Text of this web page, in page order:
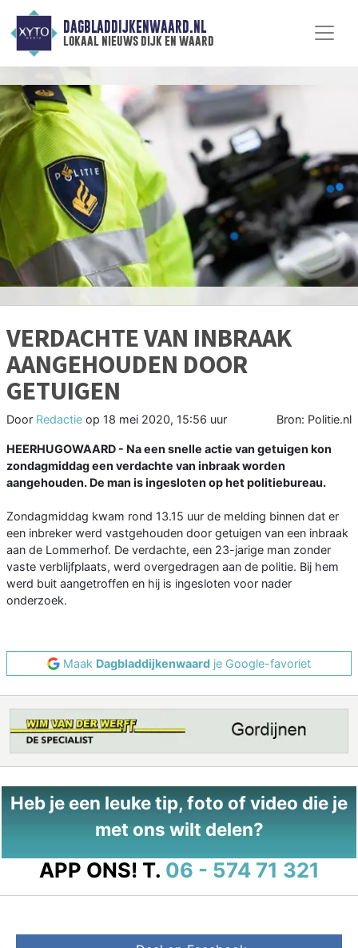
DAGBLADDIJKENWAARD.NL
lokaal nieuws dijk en waard
VERDACHTE VAN INBRAAK
AANGEHOUDEN DOOR
GETUIGEN
Door Redactie op 18 mei 2020, 15:56 uur Bron: Politie.nl
HEERHUGOWAARD - Na een snelle actie van getuigen kon
zondagmiddag een verdachte van inbraak worden
aangehouden. De man is ingesloten op het politiebureau.
Zondagmiddag kwam rond 13.15 uur de melding binnen dat er
een inbreker werd vastgehouden door getuigen van een inbraak
aan de Lommerhof. De verdachte, een 23-jarige man zonder
vaste verblijfplaats, werd overgedragen aan de politie. Bij hem
werd buit aangetroffen en hij is ingesloten voor nader
onderzoek.
Maak Dagbladdijkenwaard je Google-favoriet
Heb je een leuke tip, foto of video die je
met ons wilt delen?
APP ONS! T. 06 - 574 71 321